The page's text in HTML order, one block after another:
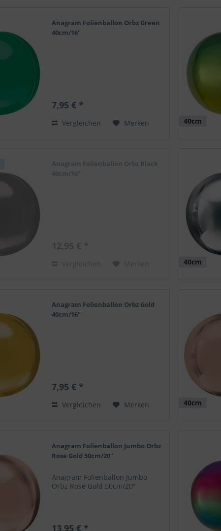
Anagram Folienballon Orbz Green
40cm/16"
7,95 € *
Vergleichen Merken 40cm
Anagram Folienballon Orbz Black
40cm/16"
12,95 € *
Vergleichen Merken 40cm
Anagram Folienballon Orbz Gold
40cm/16"
7,95 € *
Vergleichen Merken 40cm
Anagram Folienballon Jumbo Orbz
Rose Gold 50cm/20"
Anagram Folienballon Jumbo
Orbz Rose Gold 50cm/20"
13,95 € *